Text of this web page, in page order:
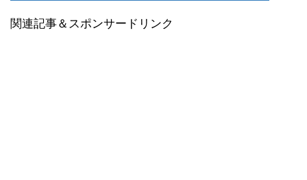
関連記事＆スポンサードリンク